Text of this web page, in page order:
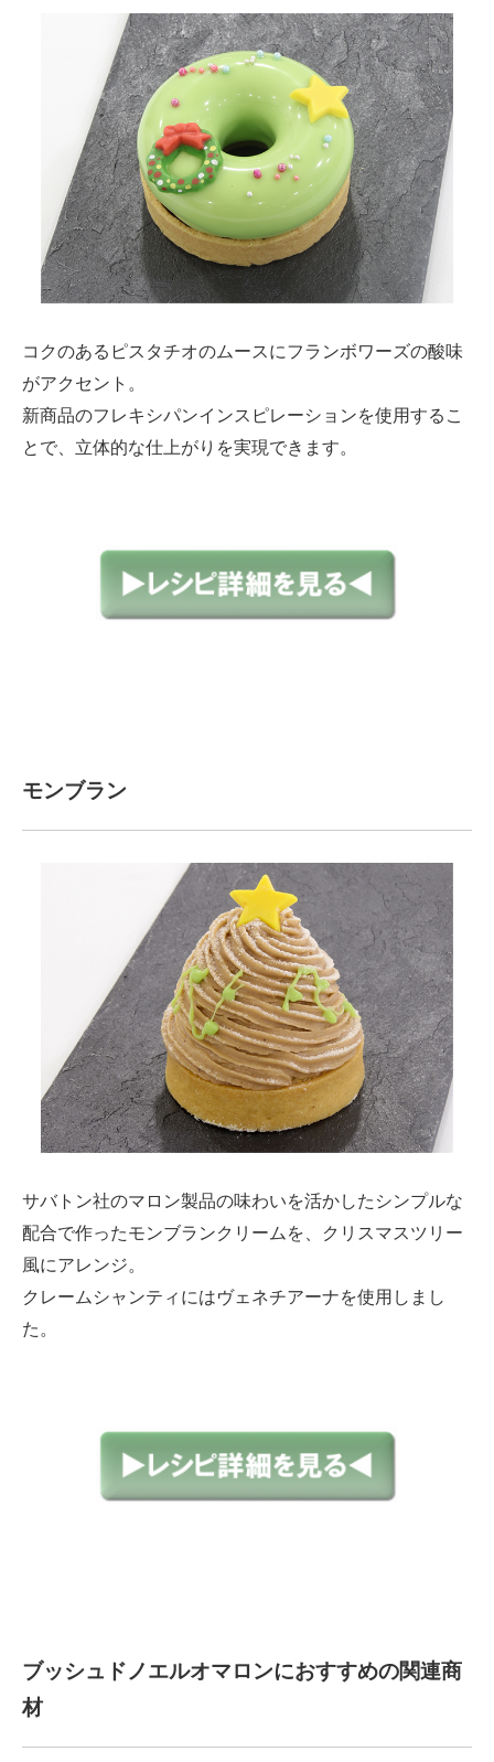
コクのあるピスタチオのムースにフランボワーズの酸味
がアクセント。
新商品のフレキシパンインスピレーションを使用するこ
とで、立体的な仕上がりを実現できます。
モンブラン
サバトン社のマロン製品の味わいを活かしたシンプルな
配合で作ったモンブランクリームを、クリスマスツリー
風にアレンジ。
クレームシャンティにはヴェネチアーナを使用しまし
た。
ブッシュドノエルオマロンにおすすめの関連商
材